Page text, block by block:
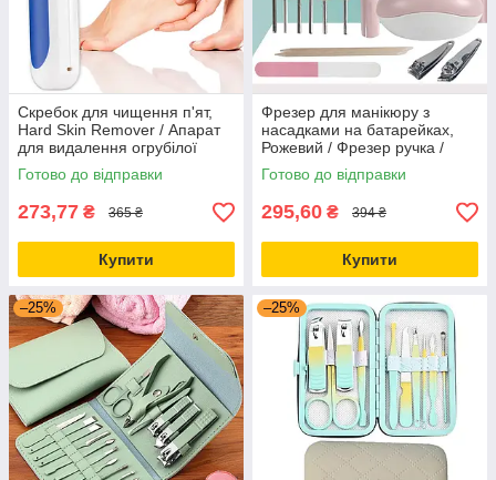
Скребок для чищення п'ят,
Hard Skin Remover / Апарат
для видалення огрубілої
шкіри та натоптишів
Готово до відправки
273,77 ₴ 365 ₴
Купити
Фрезер для манікюру з
насадками на батарейках,
Рожевий / Фрезер ручка /
Фрезер для нігтів / Набір для
манікюру
Готово до відправки
295,60 ₴ 394 ₴
Купити
–25% –25%